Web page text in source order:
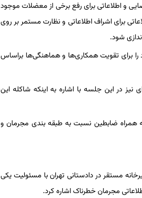
و اطلاعاتی برای رفع برخی از معضلات موجود
برای اشراف اطلاعاتی و نظارت مستمر بر روی
شود.
برای تقویت همکاری‌ها و هماهنگی‌ها براساس
در این جلسه با اشاره به اینکه شاکله این
همراه ضابطین نسبت به طبقه بندی مجرمان و
مستقر در دادستانی تهران با مسئولیت یکی
مجرمان خطرناک اشاره کرد.